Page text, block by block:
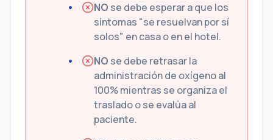
NO se debe esperar a que los
síntomas "se resuelvan por sí
solos" en casa o en el hotel.
NO se debe retrasar la
administración de oxígeno al
100% mientras se organiza el
traslado o se evalúa al
paciente.